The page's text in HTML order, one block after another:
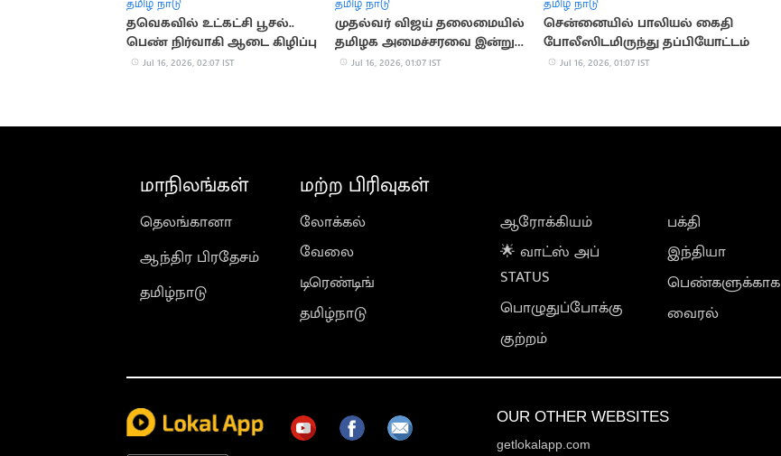
தமிழ் நாடு
தவெகவில் உட்கட்சி பூசல்..
பெண் நிர்வாகி ஆடை கிழிப்பு
Jul 16, 2026, 02:07 IST
தமிழ் நாடு
முதல்வர் விஜய் தலைமையில்
தமிழக அமைச்சரவை இன்று
கூடுகிறது!
Jul 16, 2026, 01:07 IST
தமிழ் நாடு
சென்னையில் பாலியல் கைதி
போலீஸிடமிருந்து தப்பியோட்டம்
Jul 16, 2026, 01:07 IST
மாநிலங்கள்
தெலங்கானா
ஆந்திர பிரதேசம்
தமிழ்நாடு
மற்ற பிரிவுகள்
லோக்கல்
வேலை
டிரெண்டிங்
தமிழ்நாடு
ஆரோக்கியம்
🌟 வாட்ஸ் அப்
STATUS
பொழுதுப்போக்கு
குற்றம்
பக்தி
இந்தியா
பெண்களுக்காக
வைரல்
OUR OTHER WEBSITES
getlokalapp.com